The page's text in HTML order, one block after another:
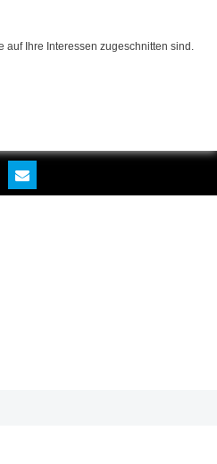
auf Ihre Interessen zugeschnitten sind.